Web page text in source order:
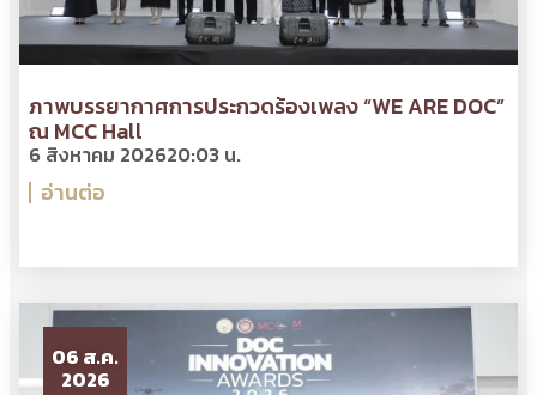
ภาพบรรยากาศการประกวดร้องเพลง “WE ARE DOC”
ณ MCC Hall
6 สิงหาคม 202620:03 น.
อ่านต่อ
06 ส.ค.
2026